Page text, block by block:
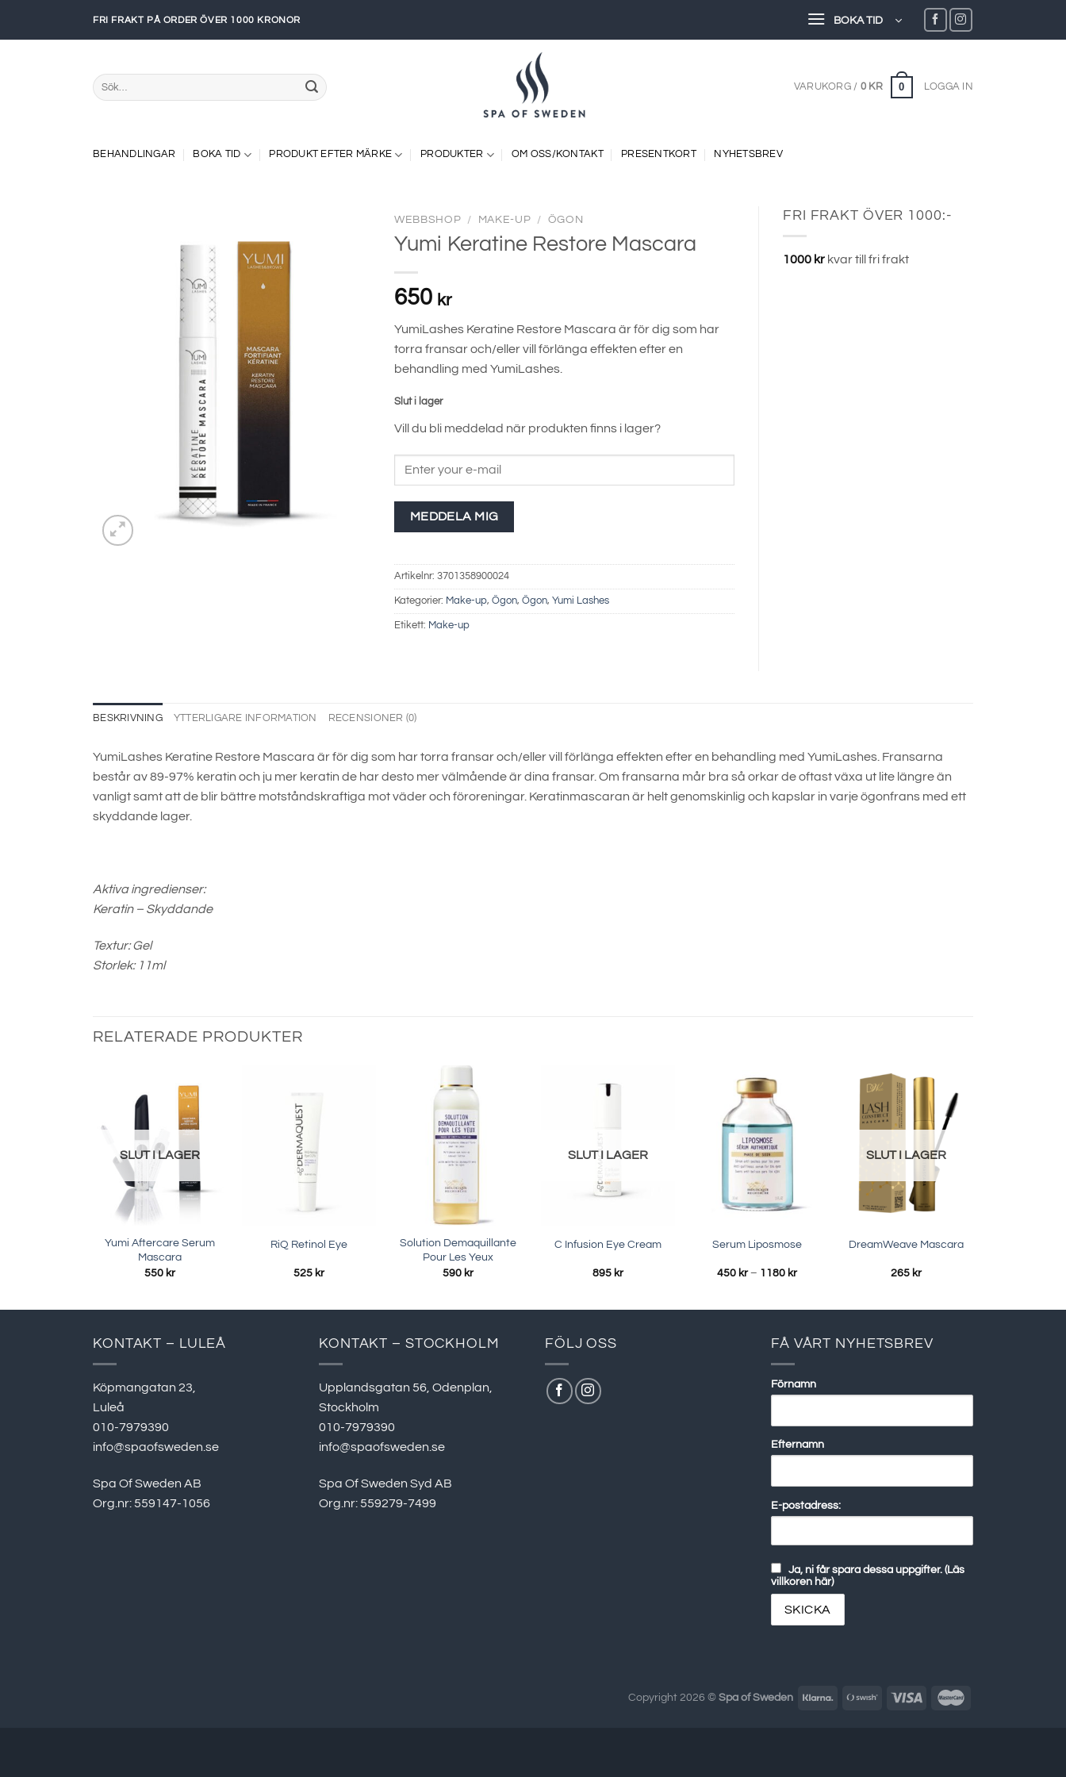
FRI FRAKT PÅ ORDER ÖVER 1000 KRONOR BOKA TID
Sök
efter:
VARUKORG / 0 KR 0 LOGGA IN
BEHANDLINGAR BOKA TID PRODUKT EFTER MÄRKE PRODUKTER OM OSS/KONTAKT PRESENTKORT NYHETSBREV
WEBBSHOP / MAKE-UP / ÖGON
Yumi Keratine Restore Mascara
650 kr
YumiLashes Keratine Restore Mascara är för dig som har
torra fransar och/eller vill förlänga effekten efter en
behandling med YumiLashes.
Slut i lager
Vill du bli meddelad när produkten finns i lager?
MEDDELA MIG
Artikelnr: 3701358900024
Kategorier: Make-up, Ögon, Ögon, Yumi Lashes
Etikett: Make-up
FRI FRAKT ÖVER 1000:-
1000 kr kvar till fri frakt
BESKRIVNING YTTERLIGARE INFORMATION RECENSIONER (0)
YumiLashes Keratine Restore Mascara är för dig som har torra fransar och/eller vill förlänga effekten efter en behandling med YumiLashes. Fransarna
består av 89-97% keratin och ju mer keratin de har desto mer välmående är dina fransar. Om fransarna mår bra så orkar de oftast växa ut lite längre än
vanligt samt att de blir bättre motståndskraftiga mot väder och föroreningar. Keratinmascaran är helt genomskinlig och kapslar in varje ögonfrans med ett
skyddande lager.
Aktiva ingredienser:
Keratin – Skyddande
Textur: Gel
Storlek: 11ml
RELATERADE PRODUKTER
SLUT I LAGER
Yumi Aftercare Serum
Mascara
550 kr
RiQ Retinol Eye
525 kr
Solution Demaquillante
Pour Les Yeux
590 kr
SLUT I LAGER
C Infusion Eye Cream
895 kr
Serum Liposmose
450 kr – 1180 krPrisintervall:
SLUT I LAGER
DreamWeave Mascara
265 kr
KONTAKT – LULEÅ
Köpmangatan 23,
Luleå
010-7979390
info@spaofsweden.se
Spa Of Sweden AB
Org.nr: 559147-1056
KONTAKT – STOCKHOLM
Upplandsgatan 56, Odenplan,
Stockholm
010-7979390
info@spaofsweden.se
Spa Of Sweden Syd AB
Org.nr: 559279-7499
FÖLJ OSS FÅ VÅRT NYHETSBREV
Förnamn
Efternamn
E-postadress:
Ja, ni får spara dessa uppgifter. (Läs
villkoren här)
Copyright 2026 © Spa of Sweden